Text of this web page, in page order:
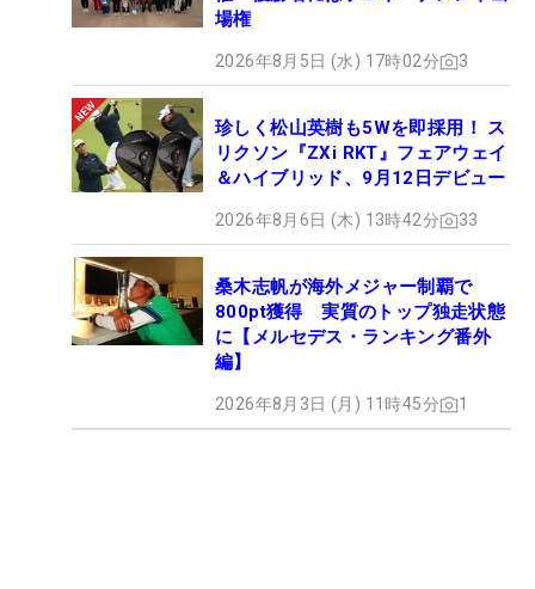
場権
2026年8月5日 (水) 17時02分 3
珍しく松山英樹も5Wを即採用！ ス
リクソン『ZXi RKT』フェアウェイ
＆ハイブリッド、9月12日デビュー
2026年8月6日 (木) 13時42分 33
桑木志帆が海外メジャー制覇で
800pt獲得 実質のトップ独走状態
に【メルセデス・ランキング番外
編】
2026年8月3日 (月) 11時45分 1